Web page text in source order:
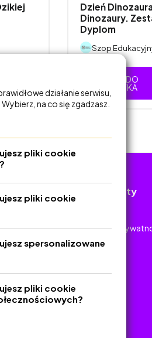
Dzień Dinozaura.
Dinozaury.
Dyplom
Szop
DODAJ DO
KOSZYKA
Dokumenty
Polityka
działanie serwisu,
na co się zgadzasz.
pliki cookie
pliki cookie
spersonalizowane
pliki cookie